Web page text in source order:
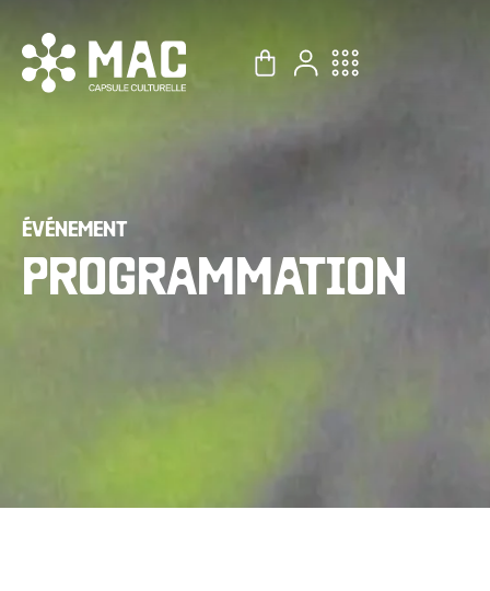
contenu
ÉVÉNEMENT
PROGRAMMATION